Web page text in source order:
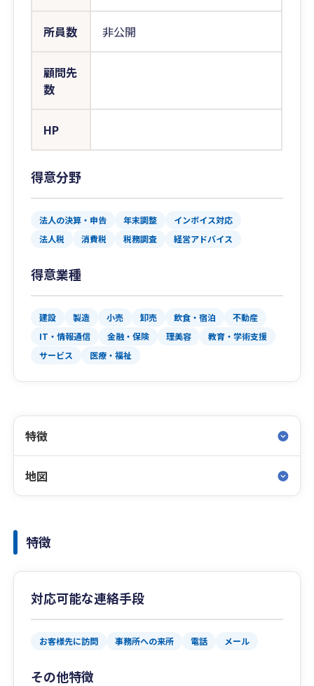
所員数 非公開
顧問先
数
HP
得意分野
法人の決算・申告 年末調整
インボイス対応
法人税
消費税 税務調査 経営アドバイス
得意業種
建設 製造 小売 卸売 飲食・宿泊
不動産
IT・情報通信
金融・保険 理美容
教育・学術支援
サービス
医療・福祉
特徴
地図
特徴
対応可能な連絡手段
お客様先に訪問 事務所への来所 電話 メール
その他特徴